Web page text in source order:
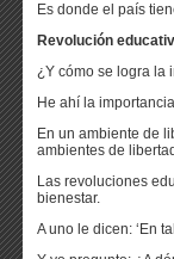
Es donde el país
Revolución
¿Y cómo se logra la
He ahí la
En un ambiente de
ambientes de
Las revoluciones
bienestar.
A uno le dicen: ‘En